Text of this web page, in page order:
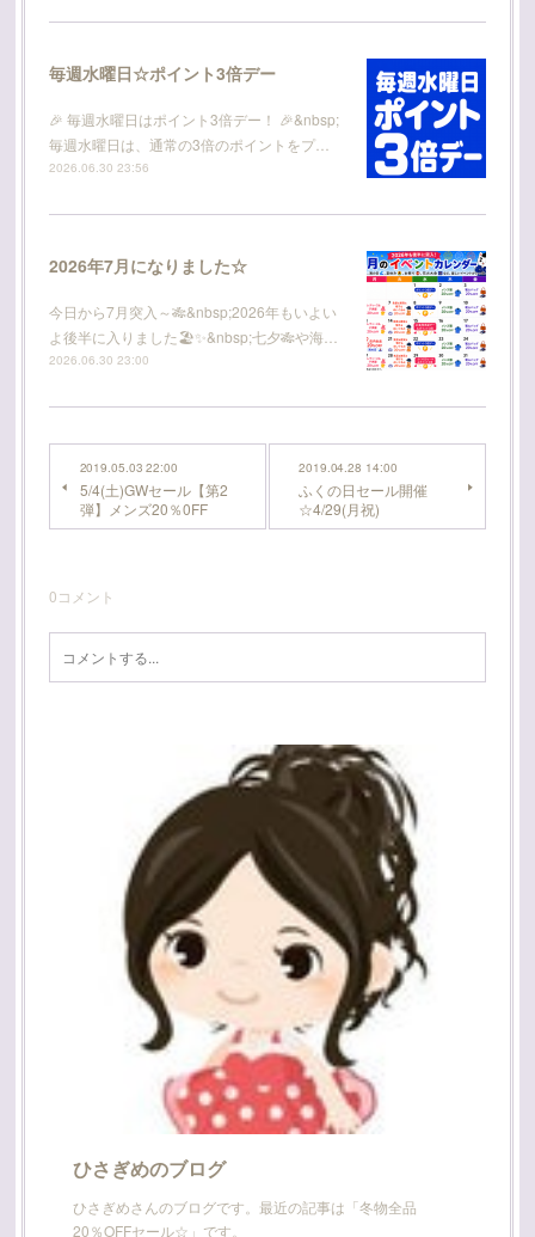
毎週水曜日☆ポイント3倍デー
🎉 毎週水曜日はポイント3倍デー！ 🎉&nbsp;
毎週水曜日は、通常の3倍のポイントをプ…
2026.06.30 23:56
2026年7月になりました☆
今日から7月突入～🎋&nbsp;2026年もいよい
よ後半に入りました🏖️✨&nbsp;七夕🎋や海…
2026.06.30 23:00
2019.05.03 22:00
5/4(土)GWセール【第2
弾】メンズ20％0FF
2019.04.28 14:00
ふくの日セール開催
☆4/29(月祝)
0コメント
ひさぎめのブログ
ひさぎめさんのブログです。最近の記事は「冬物全品
20％OFFセール☆」です。